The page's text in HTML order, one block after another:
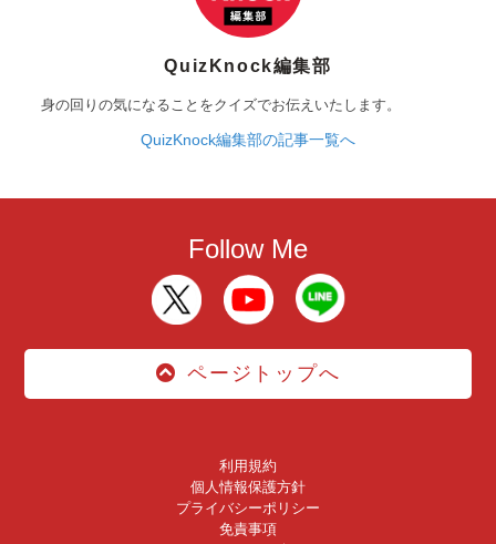
QuizKnock編集部
身の回りの気になることをクイズでお伝えいたします。
QuizKnock編集部の記事一覧へ
Follow Me
ページトップへ
利用規約
個人情報保護方針
プライバシーポリシー
免責事項